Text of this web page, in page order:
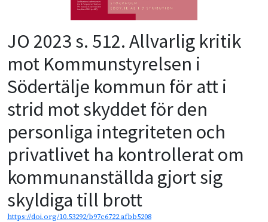
JO 2023 s. 512. Allvarlig kritik
mot Kommunstyrelsen i
Södertälje kommun för att i
strid mot skyddet för den
personliga integriteten och
privatlivet ha kontrollerat om
kommunanställda gjort sig
skyldiga till brott
https://doi.org/10.53292/b97c6722.afbb5208